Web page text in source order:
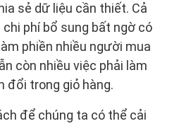
sẻ dữ liệu cần thiết. Cả
chi phí bổ sung bất ngờ có
phiền nhiều người mua
còn nhiều việc phải làm
đổi trong giỏ hàng.
để chúng ta có thể cải